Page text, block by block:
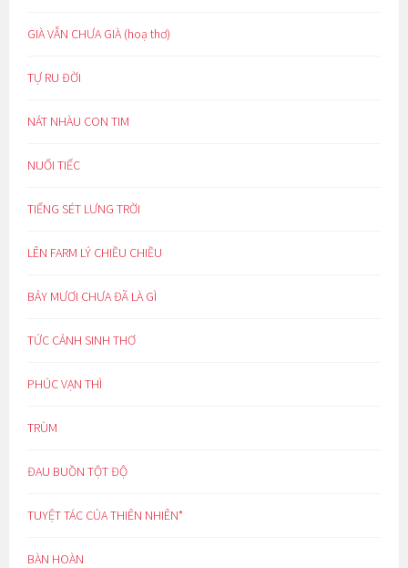
GIÀ VẪN CHƯA GIÀ (hoạ thơ)
TỰ RU ĐỜI
NÁT NHÀU CON TIM
NUỐI TIẾC
TIẾNG SÉT LƯNG TRỜI
LÊN FARM LÝ CHIỀU CHIỀU
BẢY MƯƠI CHƯA ĐÃ LÀ GÌ
TỨC CẢNH SINH THƠ
PHÚC VẠN THÌ
TRÙM
ĐAU BUỒN TỘT ĐỘ
TUYỆT TÁC CỦA THIÊN NHIÊN*
BÀN HOÀN